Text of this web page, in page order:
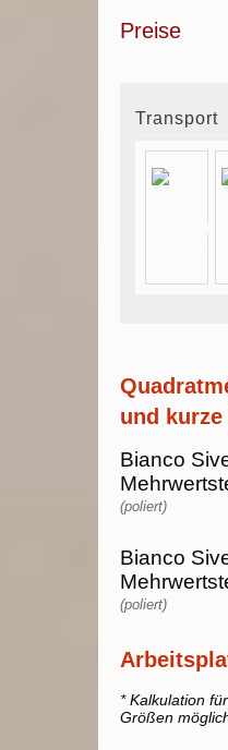
Preise
Transport
und
Bianco
(poliert)
Bianco
(poliert)
* Kalkulation
Größen